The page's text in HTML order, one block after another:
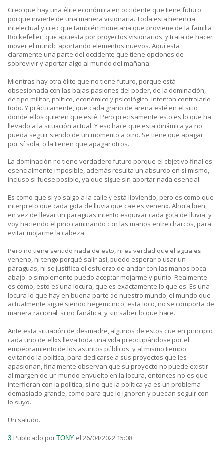
Creo que hay una élite económica en occidente que tiene futuro
porque invierte de una manera visionaria. Toda esta herencia
intelectual y creo que también monetaria que proviene de la familia
Rockefeller, que apuesta por proyectos visionarios, y trata de hacer
mover el mundo aportando elementos nuevos. Aquí esta
claramente una parte del occidente que tiene opciones de
sobrevivir y aportar algo al mundo del mañana.
Mientras hay otra élite que no tiene futuro, porque está
obsesionada con las bajas pasiones del poder, de la dominación,
de tipo militar, político, económico y psicológico. Intentan controlarlo
todo. Y prácticamente, que cada grano de arena esté en el sitio
donde ellos quieren que esté. Pero precisamente esto es lo que ha
llevado a la situación actual. Y eso hace que esta dinámica ya no
pueda seguir siendo de un momento a otro. Se tiene que apagar
por sí sola, o la tienen que apagar otros.
La dominación no tiene verdadero futuro porque el objetivo final es
esencialmente imposible, además resulta un absurdo en sí mismo,
incluso si fuese posible, ya que sigue sin aportar nada esencial.
Es como que si yo salgo a la calle y está lloviendo, pero es como que
interpreto que cada gota de lluvia que cae es veneno. Ahora bien,
en vez de llevar un paraguas intento esquivar cada gota de lluvia, y
voy haciendo el pino caminando con las manos entre charcos, para
evitar mojarme la cabeza.
Pero no tiene sentido nada de esto, ni es verdad que el agua es
veneno, ni tengo porqué salir así, puedo esperar o usar un
paraguas, ni se justifica el esfuerzo de andar con las manos boca
abajo. o simplemente puedo aceptar mojarme y punto. Realmente
es como, esto es una locura, que es exactamente lo que es. Es una
locura lo que hay en buena parte de nuestro mundo, el mundo que
actualmente sigue siendo hegemónico, está loco, no se comporta de
manera racional, si no fanática, y sin saber lo que hace.
Ante esta situación de desmadre, algunos de estos que en principio
cada uno de ellos lleva toda una vida preocupándose por el
empeoramiento de los asuntos públicos, y al mismo tiempo
evitando la política, para dedicarse a sus proyectos que les
apasionan, finalmente observan que su proyecto no puede existir
al margen de un mundo envuelto en la locura, entonces no es que
interfieran con la política, si no que la política ya es un problema
demasiado grande, como para que lo ignoren y puedan seguir con
lo suyo.
Un saludo.
3.Publicado por TONY el 26/04/2022 15:08